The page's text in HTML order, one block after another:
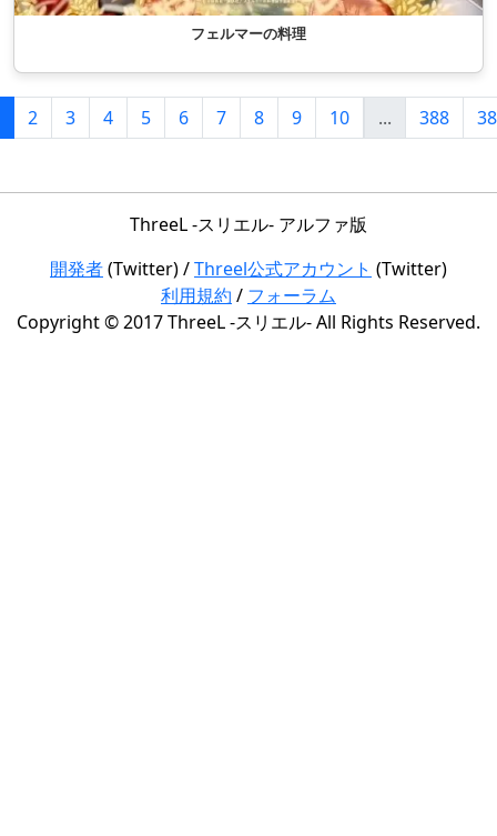
フェルマーの料理
2 3 4 5 6 7 8 9 10 ... 388
ThreeL -スリエル- アルファ版
開発者(Twitter) /Threel公式アカウント (Twitter)
利用規約 / フォーラム
Copyright © 2017 ThreeL -スリエル- All Rights Reserved.